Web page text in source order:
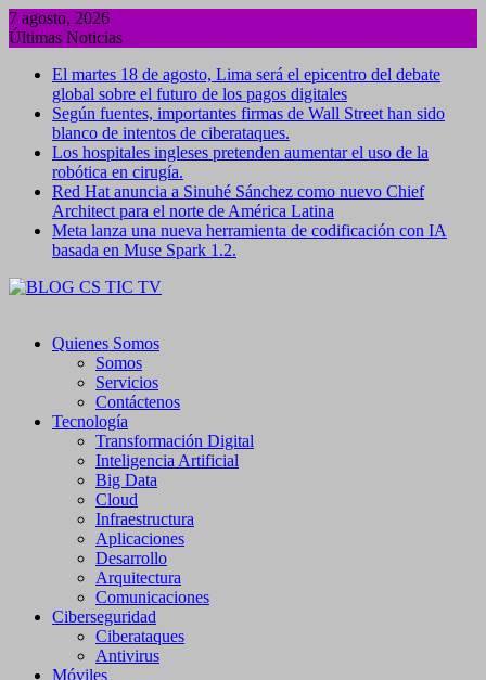
Saltar
al
7 agosto, 2026
Últimas Noticias
El martes 18 de agosto, Lima será el epicentro del debate
global sobre el futuro de los pagos digitales
Según fuentes, importantes firmas de Wall Street han sido
blanco de intentos de ciberataques.
Los hospitales ingleses pretenden aumentar el uso de la
robótica en cirugía.
Red Hat anuncia a Sinuhé Sánchez como nuevo Chief
Architect para el norte de América Latina
Meta lanza una nueva herramienta de codificación con IA
basada en Muse Spark 1.2.
Quienes Somos
Somos
Servicios
Contáctenos
Tecnología
Transformación Digital
Inteligencia Artificial
Big Data
Cloud
Infraestructura
Aplicaciones
Desarrollo
Arquitectura
Comunicaciones
Ciberseguridad
Ciberataques
Antivirus
Móviles